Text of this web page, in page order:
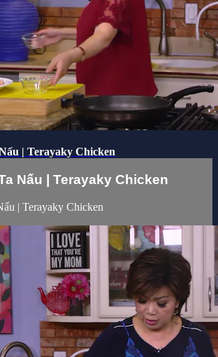
| Terayaky Chicken
Nấu | Terayaky Chicken
| Terayaky Chicken